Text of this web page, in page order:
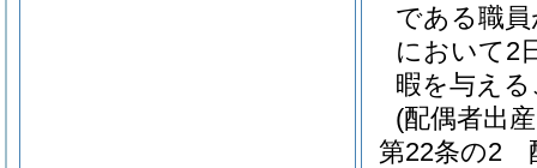
である職
において2
暇を与え
(配偶者出
第22条の2